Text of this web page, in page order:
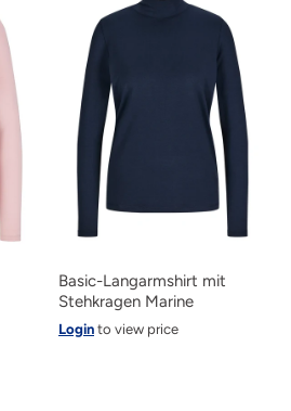
Basic-Langarmshirt mit
Stehkragen Marine
Login to view price